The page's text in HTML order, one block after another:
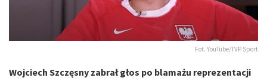
Fot. YouTube/TVP Sport
Wojciech Szczęsny zabrał głos po blamażu reprezentacji